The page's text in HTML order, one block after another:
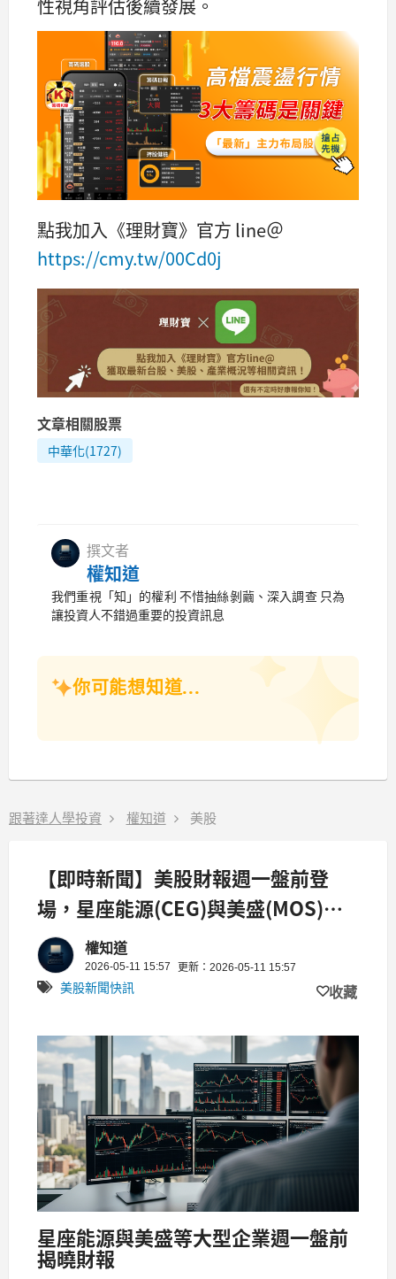
性視角評估後續發展。
點我加入《理財寶》官方 line＠
https://cmy.tw/00Cd0j
文章相關股票
中華化(1727)
撰文者
權知道
我們重視「知」的權利 不惜抽絲剝繭、深入調查 只為
讓投資人不錯過重要的投資訊息
你可能想知道...
跟著達人學投資 權知道 美股
【即時新聞】美股財報週一盤前登
場，星座能源(CEG)與美盛(MOS)等
大廠公布營運數據
權知道
2026-05-11 15:57 更新：2026-05-11 15:57
美股新聞快訊 收藏
星座能源與美盛等大型企業週一盤前
揭曉財報